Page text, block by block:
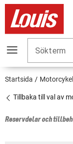
Sökterm
Startsida
Tillbaka till val av
Reservdelar och